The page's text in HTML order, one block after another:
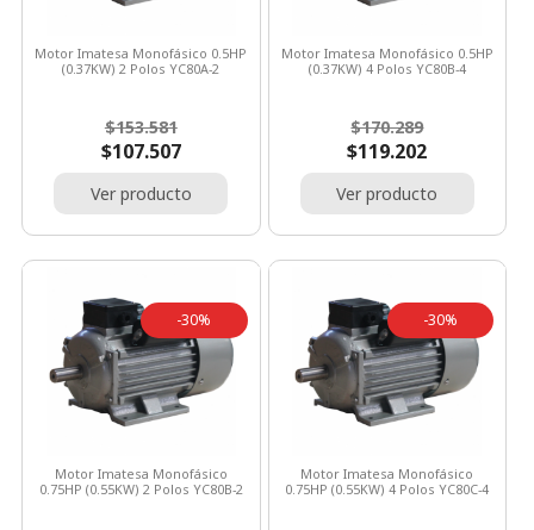
Motor Imatesa Monofásico 0.5HP
(0.37KW) 2 Polos YC80A-2
$153.581
$107.507
Ver producto
Motor Imatesa Monofásico 0.5HP
(0.37KW) 4 Polos YC80B-4
$170.289
$119.202
Ver producto
Motor Imatesa Monofásico
0.75HP (0.55KW) 2 Polos YC80B-2
-30%
Motor Imatesa Monofásico
0.75HP (0.55KW) 4 Polos YC80C-4
-30%